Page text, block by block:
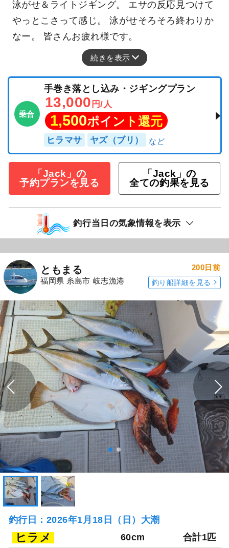
泳がせ＆ライトジギング。 エサの反応見つけて
やっとこさって感じ。 泳がせそろそろ終わりか
なー。 皆さんお疲れ様です。
続きを表示
乗合
手巻き落とし込み・ジギングプラン
13,000 円/人
1,500ポイント還元
ヒラマサ ヤズ（ブリ）
「Jack」の
予約プランを見る
「Jack」の
全ての釣果を見る
釣行当日の気象情報を表示
ともまる
福岡県 糸島市 岐志漁港
200日前
釣り船詳細を見る
釣行日：2026年1月18日（日）大潮
ヒラメ 60cm 合計1匹